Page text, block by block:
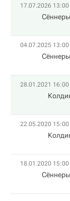
17.07.2026 13:00
04.07.2025 13:00
28.01.2021 16:00
22.05.2020 15:00
18.01.2020 15:00